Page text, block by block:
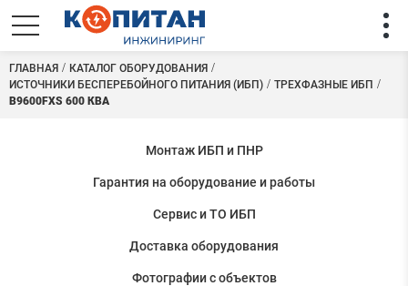
ГЛАВНАЯ
КАТАЛОГ ОБОРУДОВАНИЯ
ИСТОЧНИКИ БЕСПЕРЕБОЙНОГО ПИТАНИЯ (ИБП)
ТРЕХФАЗНЫЕ ИБП
B9600FXS 600 КВА
Монтаж ИБП и ПНР
Гарантия на оборудование и работы
Сервис и ТО ИБП
Доставка оборудования
Фотографии с объектов